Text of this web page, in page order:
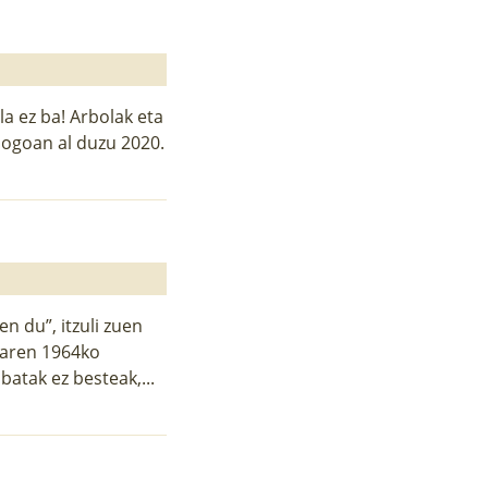
ez ba! Arbolak eta
al duzu 2020.
du”, itzuli zuen
1964ko
ez besteak,...